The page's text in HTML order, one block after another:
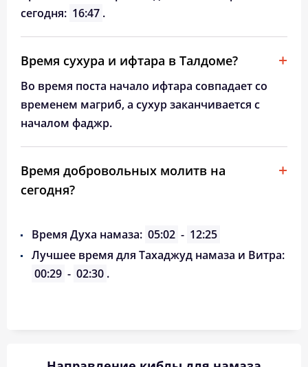
сегодня: 16:47 .
Время сухура и ифтара в Талдоме?
Во время поста начало ифтара совпадает со
временем магриб, а сухур заканчивается с
началом фаджр.
Время добровольных молитв на
сегодня?
Время Духа намаза: 05:02 - 12:25
Лучшее время для Тахаджуд намаза и Витра:
00:29 - 02:30 .